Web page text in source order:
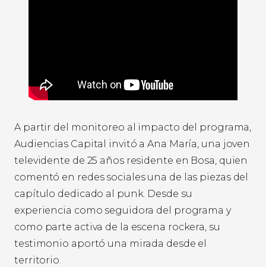
A partir del monitoreo al impacto del programa,
Audiencias Capital invitó a Ana María, una joven
televidente de 25 años residente en Bosa, quien
comentó en redes sociales una de las piezas del
capítulo dedicado al punk. Desde su
experiencia como seguidora del programa y
como parte activa de la escena rockera, su
testimonio aportó una mirada desde el
territorio.